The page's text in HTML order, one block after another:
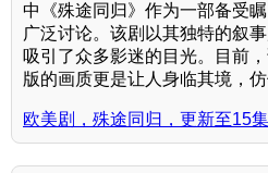
中《殊途同归》作为一部备受
广泛讨论。该剧以其独特的叙
吸引了众多影迷的目光。目前
版的画质更是让人身临其境，
欧美剧，殊途同归，更新至15